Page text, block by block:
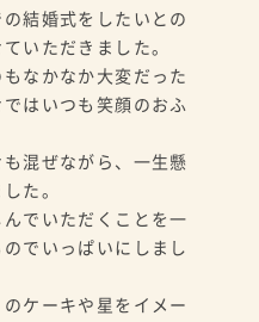
結婚式をしたいとの
いただきました。
なかなか大変だった
はいつも笑顔のおふ
混ぜながら、一生懸
た。
でいただくことを一
でいっぱいにしまし
ケーキや星をイメー